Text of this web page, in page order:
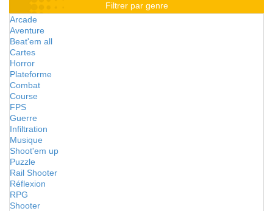
Filtrer par genre
Arcade
Aventure
Beat'em all
Cartes
Horror
Plateforme
Combat
Course
FPS
Guerre
Infiltration
Musique
Shoot'em up
Puzzle
Rail Shooter
Réflexion
RPG
Shooter